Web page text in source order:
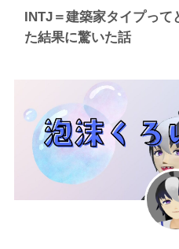
INTJ＝建築家タイプって
た結果に驚いた話